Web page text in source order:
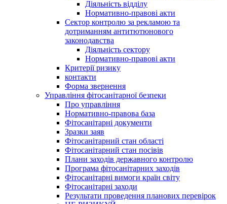
Діяльність відділу
Нормативно-правові акти
Сектор контролю за рекламою та
дотриманням антитютюнового
законодавства
Діяльність сектору
Нормативно-правові акти
Критерії ризику
контакти
Форма звернення
Управління фітосанітарної безпеки
Про управління
Нормативно-правова база
Фітосанітарні документи
Зразки заяв
Фітосанітарний стан області
Фітосанітарний стан посівів
Плани заходів державного контролю
Програма фітосанітарних заходів
Фітосанітарні вимоги країн світу
Фітосанітарні заходи
Результати проведення планових перевірок